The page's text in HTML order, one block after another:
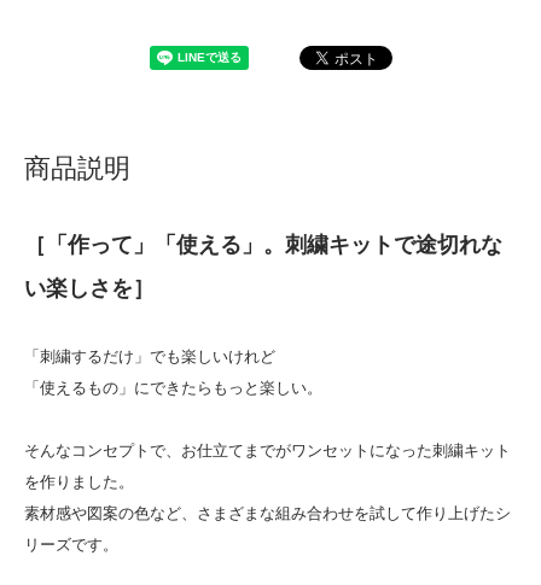
商品説明
［「作って」「使える」。刺繍キットで途切れな
い楽しさを］
「刺繍するだけ」でも楽しいけれど
「使えるもの」にできたらもっと楽しい。
そんなコンセプトで、お仕立てまでがワンセットになった刺繍キット
を作りました。
素材感や図案の色など、さまざまな組み合わせを試して作り上げたシ
リーズです。